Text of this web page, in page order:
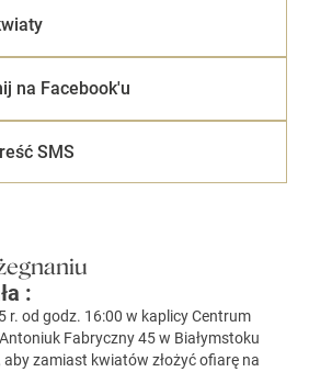
na Facebook'u
SMS
:
r. od godz. 16:00 w kaplicy Centrum
Fabryczny 45 w Białymstoku
aby zamiast kwiatów złożyć ofiarę na